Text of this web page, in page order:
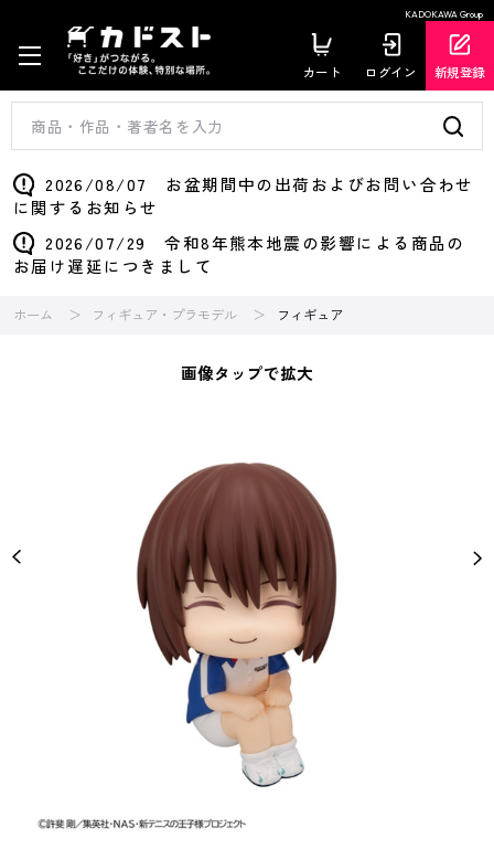
KADOKAWA Group
カート ログイン 新規登録
2026/08/07 お盆期間中の出荷およびお問い合わせ
に関するお知らせ
2026/07/29 令和8年熊本地震の影響による商品の
お届け遅延につきまして
ホーム フィギュア・プラモデル フィギュア
画像タップで拡大